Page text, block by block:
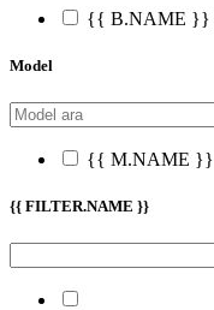
{{ B.NAME }}
Model
{{ M.NAME }}
{{ FILTER.NAME }}